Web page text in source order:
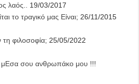
λαός.. 19/03/2017
το τραγικό μας Είναι; 26/11/2015
φιλοσοφία; 25/05/2022
μΕσα σου ανθρωπάκο μου !!!